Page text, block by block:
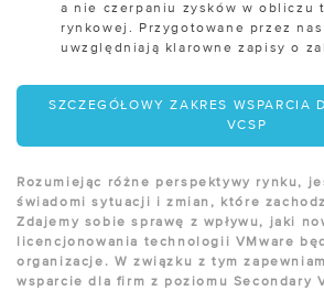
a nie czerpaniu zysków w obliczu
rynkowej. Przygotowane przez nas
uwzględniają klarowne zapisy o
SZCZEGÓŁOWY ZAKRES WSPARCIA
VCSP
Rozumiejąc różne perspektywy rynku,
świadomi sytuacji i zmian, które
Zdajemy sobie sprawę z wpływu, jaki
licencjonowania technologii VMware
organizacje. W związku z tym
wsparcie dla firm z poziomu Secondary